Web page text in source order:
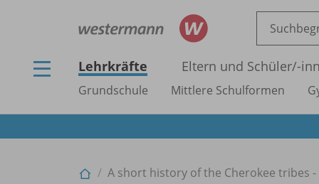
Lehrkräfte Eltern und Schüler/-
Grundschule Mittlere Schulformen
A short history of the Cherokee tribes